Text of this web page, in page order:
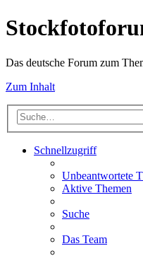
Das deutsche Forum zum
Zum Inhalt
Schnellzugriff
Unbeantwortete
Aktive Themen
Suche
Das Team